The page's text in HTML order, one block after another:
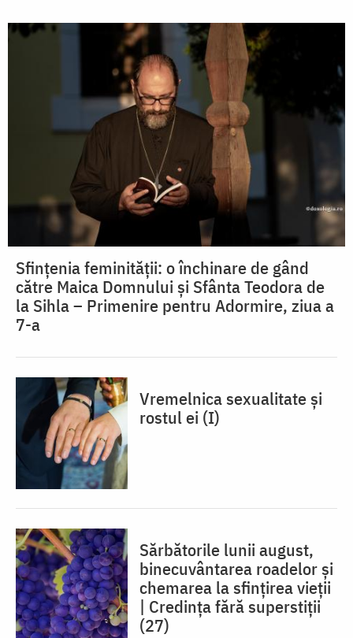
Sfințenia feminității: o închinare de gând
către Maica Domnului și Sfânta Teodora de
la Sihla – Primenire pentru Adormire, ziua a
7-a
Vremelnica sexualitate și
rostul ei (I)
Sărbătorile lunii august,
binecuvântarea roadelor și
chemarea la sfințirea vieții
| Credința fără superstiții
(27)